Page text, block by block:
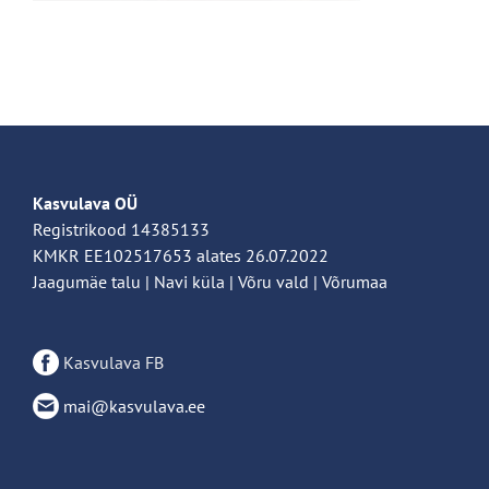
Kasvulava OÜ
Registrikood 14385133
KMKR EE102517653 alates 26.07.2022
Jaagumäe talu | Navi küla | Võru vald | Võrumaa
Kasvulava FB
mai@kasvulava.ee